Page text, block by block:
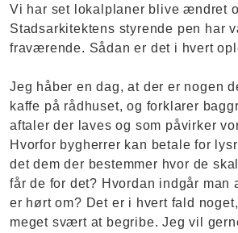
Vi har set lokalplaner blive ændret
Stadsarkitektens styrende pen har
fraværende. Sådan er det i hvert
Jeg håber en dag, at der er nogen
kaffe på rådhuset, og forklarer
aftaler der laves og som påvirker
Hvorfor bygherrer kan betale for
det dem der bestemmer hvor de
får de for det? Hvordan indgår man
er hørt om? Det er i hvert fald
meget svært at begribe. Jeg vil